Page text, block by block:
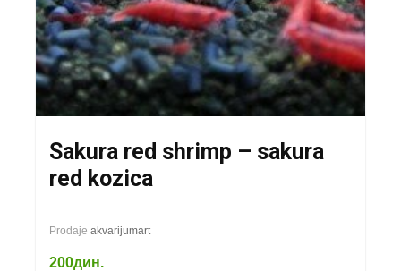
Sakura red shrimp – sakura
red kozica
Prodaje akvarijumart
200дин.